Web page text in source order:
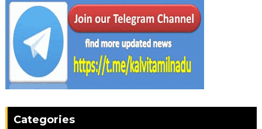
Categories